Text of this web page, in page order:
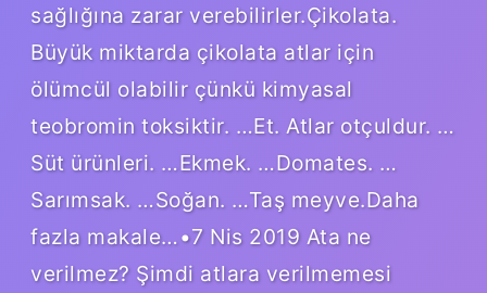
sağlığına zarar verebilirler.Çikolata.
Büyük miktarda çikolata atlar için
ölümcül olabilir çünkü kimyasal
teobromin toksiktir. …Et. Atlar otçuldur. …
Süt ürünleri. …Ekmek. …Domates. …
Sarımsak. …Soğan. …Taş meyve.Daha
fazla makale…•7 Nis 2019 Ata ne
verilmez? Şimdi atlara verilmemesi